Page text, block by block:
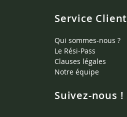
Service Client
Qui sommes-nous ?
Le Rési-Pass
Clauses légales
Notre équipe
Suivez-nous !